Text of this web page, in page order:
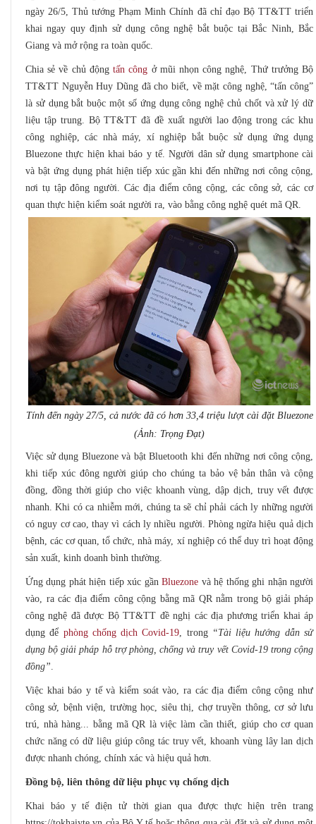
ngày 26/5, Thủ tướng Phạm Minh Chính đã chỉ đạo Bộ TT&TT triển
khai ngay quy định sử dụng công nghệ bắt buộc tại Bắc Ninh, Bắc
Giang và mở rộng ra toàn quốc.
Chia sẻ về chủ độngtấn công ở mũi nhọn công nghệ, Thứ trưởng Bộ
TT&TT Nguyễn Huy Dũng đã cho biết, về mặt công nghệ, “tấn công”
là sử dụng bắt buộc một số ứng dụng công nghệ chủ chốt và xử lý dữ
liệu tập trung. Bộ TT&TT đã đề xuất người lao động trong các khu
công nghiệp, các nhà máy, xí nghiệp bắt buộc sử dụng ứng dụng
Bluezone thực hiện khai báo y tế. Người dân sử dụng smartphone cài
và bật ứng dụng phát hiện tiếp xúc gần khi đến những nơi công cộng,
nơi tụ tập đông người. Các địa điểm công cộng, các công sở, các cơ
quan thực hiện kiểm soát người ra, vào bằng công nghệ quét mã QR.
Tính đến ngày 27/5, cả nước đã có hơn 33,4 triệu lượt cài đặt Bluezone
(Ảnh: Trọng Đạt)
Việc sử dụng Bluezone và bật Bluetooth khi đến những nơi công cộng,
khi tiếp xúc đông người giúp cho chúng ta bảo vệ bản thân và cộng
đồng, đồng thời giúp cho việc khoanh vùng, dập dịch, truy vết được
nhanh. Khi có ca nhiễm mới, chúng ta sẽ chỉ phải cách ly những người
có nguy cơ cao, thay vì cách ly nhiều người. Phòng ngừa hiệu quả dịch
bệnh, các cơ quan, tổ chức, nhà máy, xí nghiệp có thể duy trì hoạt động
sản xuất, kinh doanh bình thường.
Ứng dụng phát hiện tiếp xúc gầnBluezone và hệ thống ghi nhận người
vào, ra các địa điểm công cộng bằng mã QR nằm trong bộ giải pháp
công nghệ đã được Bộ TT&TT đề nghị các địa phương triển khai áp
dụng để phòng chống dịch Covid-19, trong “Tài liệu hướng dẫn sử
dụng bộ giải pháp hỗ trợ phòng, chống và truy vết Covid-19 trong cộng
đồng”.
Việc khai báo y tế và kiểm soát vào, ra các địa điểm công cộng như
công sở, bệnh viện, trường học, siêu thị, chợ truyền thông, cơ sở lưu
trú, nhà hàng... bằng mã QR là việc làm cần thiết, giúp cho cơ quan
chức năng có dữ liệu giúp công tác truy vết, khoanh vùng lây lan dịch
được nhanh chóng, chính xác và hiệu quả hơn.
Đồng bộ, liên thông dữ liệu phục vụ chống dịch
Khai báo y tế điện tử thời gian qua được thực hiện trên trang